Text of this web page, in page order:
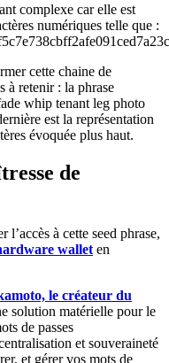
complexe car elle est
numériques telle que :
cette chaine de
à retenir : la phrase
whip tenant leg photo
est la représentation
évoquée plus haut.
de
l’accès à cette seed phrase,
walleten
le créateur du
solution matérielle pour le
de passes
et souveraineté
et gérer vos mots de